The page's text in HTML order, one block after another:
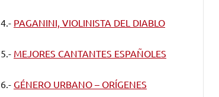
4.- PAGANINI, VIOLINISTA DEL DIABLO
5.- MEJORES CANTANTES ESPAÑOLES
6.- GÉNERO URBANO – ORÍGENES